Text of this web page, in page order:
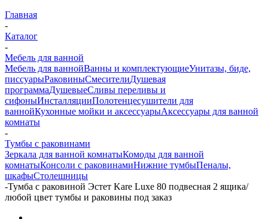
Главная
-
Каталог
-
Мебель для ванной
Мебель для ваннойВанны и комплектующиеУнитазы, биде,
писсуарыРаковиныСмесителиДушевая
программаДушевыеСливы переливы и
сифоныИнсталляцииПолотенцесушители для
ваннойКухонные мойки и аксессуарыАксессуары для ванной
комнаты
-
Тумбы с раковинами
Зеркала для ванной комнатыКомоды для ванной
комнатыКонсоли с раковинамиНижние тумбыПеналы,
шкафыСтолешницы
-Тумба с раковиной Эстет Kare Luxe 80 подвесная 2 ящика/
любой цвет тумбы и раковины под заказ